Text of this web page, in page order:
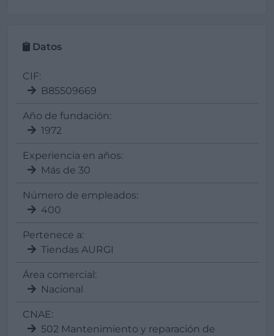
Datos
CIF:
B85509669
Año de fundación:
1972
Experiencia en años:
Más de 30
Número de empleados:
400
Pertenece a:
Tiendas AURGI
Área comercial:
Nacional
CNAE:
502 Mantenimiento y reparación de